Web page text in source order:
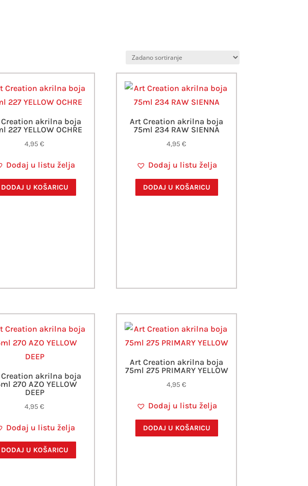
akrilna boja
227 YELLOW OCHRE
4,95€
Dodaj u listu želja
DODAJ U KOŠARICU
Art Creation akrilna boja
75ml 234 RAW SIENNA
4,95€
Dodaj u listu želja
DODAJ U KOŠARICU
akrilna boja
270 AZO YELLOW
DEEP
4,95€
Dodaj u listu želja
DODAJ U KOŠARICU
Art Creation akrilna boja
75ml 275 PRIMARY YELLOW
4,95€
Dodaj u listu želja
DODAJ U KOŠARICU